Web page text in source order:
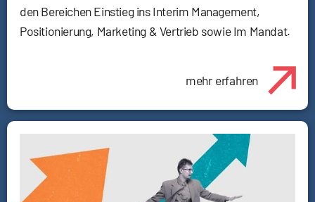
den Bereichen Einstieg ins Interim Management,
Positionierung, Marketing & Vertrieb sowie Im Mandat.
mehr erfahren